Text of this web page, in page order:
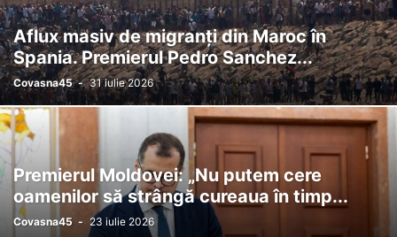
Aflux masiv de migranți din Maroc în
Spania. Premierul Pedro Sanchez...
Covasna45 - 31 iulie 2026
Premierul Moldovei: „Nu putem cere
oamenilor să strângă cureaua în timp...
Covasna45 - 23 iulie 2026